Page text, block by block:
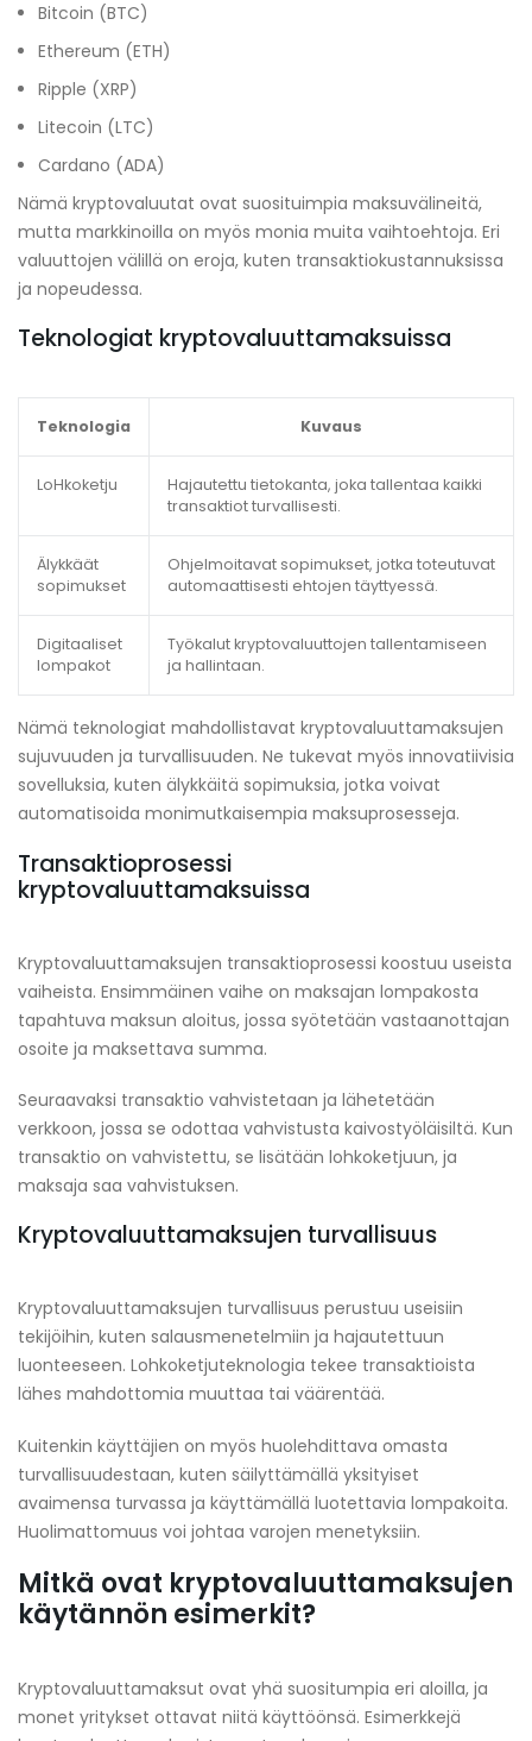
Bitcoin (BTC)
Ethereum (ETH)
Ripple (XRP)
Litecoin (LTC)
Cardano (ADA)
Nämä kryptovaluutat ovat suosituimpia maksuvälineitä,
mutta markkinoilla on myös monia muita vaihtoehtoja. Eri
valuuttojen välillä on eroja, kuten transaktiokustannuksissa
ja nopeudessa.
Teknologiat kryptovaluuttamaksuissa
Teknologia Kuvaus
LoHkoketju
Hajautettu tietokanta, joka tallentaa kaikki
transaktiot turvallisesti.
Älykkäät
sopimukset
Ohjelmoitavat sopimukset, jotka toteutuvat
automaattisesti ehtojen täyttyessä.
Digitaaliset
lompakot
Työkalut kryptovaluuttojen tallentamiseen
ja hallintaan.
Nämä teknologiat mahdollistavat kryptovaluuttamaksujen
sujuvuuden ja turvallisuuden. Ne tukevat myös innovatiivisia
sovelluksia, kuten älykkäitä sopimuksia, jotka voivat
automatisoida monimutkaisempia maksuprosesseja.
Transaktioprosessi
kryptovaluuttamaksuissa
Kryptovaluuttamaksujen transaktioprosessi koostuu useista
vaiheista. Ensimmäinen vaihe on maksajan lompakosta
tapahtuva maksun aloitus, jossa syötetään vastaanottajan
osoite ja maksettava summa.
Seuraavaksi transaktio vahvistetaan ja lähetetään
verkkoon, jossa se odottaa vahvistusta kaivostyöläisiltä. Kun
transaktio on vahvistettu, se lisätään lohkoketjuun, ja
maksaja saa vahvistuksen.
Kryptovaluuttamaksujen turvallisuus
Kryptovaluuttamaksujen turvallisuus perustuu useisiin
tekijöihin, kuten salausmenetelmiin ja hajautettuun
luonteeseen. Lohkoketjuteknologia tekee transaktioista
lähes mahdottomia muuttaa tai väärentää.
Kuitenkin käyttäjien on myös huolehdittava omasta
turvallisuudestaan, kuten säilyttämällä yksityiset
avaimensa turvassa ja käyttämällä luotettavia lompakoita.
Huolimattomuus voi johtaa varojen menetyksiin.
Mitkä ovat kryptovaluuttamaksujen
käytännön esimerkit?
Kryptovaluuttamaksut ovat yhä suositumpia eri aloilla, ja
monet yritykset ottavat niitä käyttöönsä. Esimerkkejä